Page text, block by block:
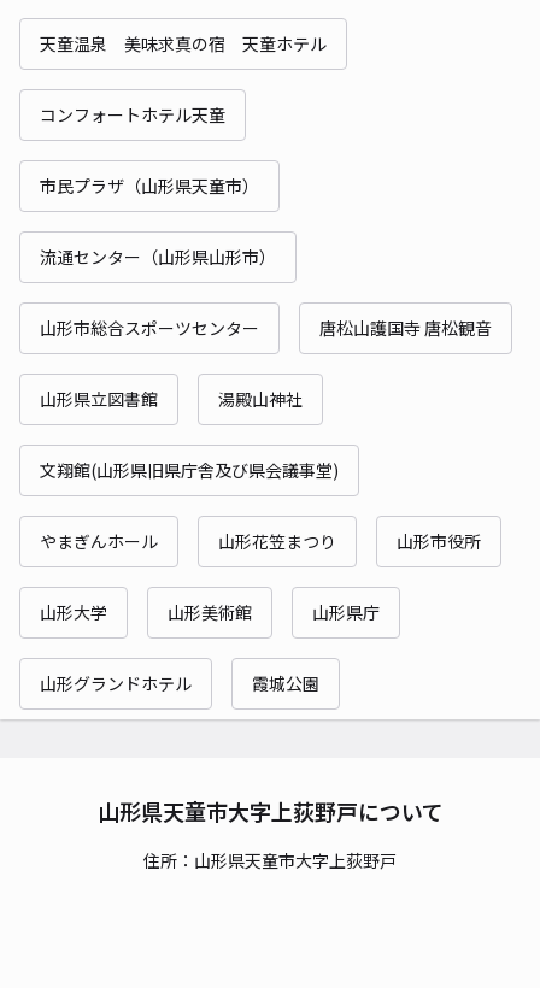
天童温泉 美味求真の宿 天童ホテル
コンフォートホテル天童
市民プラザ（山形県天童市）
流通センター（山形県山形市）
山形市総合スポーツセンター 唐松山護国寺 唐松観音
山形県立図書館 湯殿山神社
文翔館(山形県旧県庁舎及び県会議事堂)
やまぎんホール 山形花笠まつり 山形市役所
山形大学 山形美術館 山形県庁
山形グランドホテル 霞城公園
山形県天童市大字上荻野戸について
住所：山形県天童市大字上荻野戸